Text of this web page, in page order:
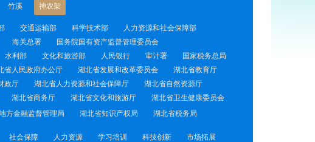
竹溪 神农架
交通运输部 科学技术部
人力资源和社会保障部
海关总署
国务院国有资产监督管理委员会
水利部 文化和旅游部 人民银行 审计署
国家税务总局
省人民政府办公厅 湖北省发展和改革委员会
湖北省教育厅
政厅 湖北省人力资源和社会保障厅
湖北省自然资源厅
湖北省商务厅 湖北省文化和旅游厅
湖北省卫生健康委员会
方金融监督管理局 湖北省知识产权局 湖北省税务局
社会保障 人力资源 学习培训 科技创新
市场拓展